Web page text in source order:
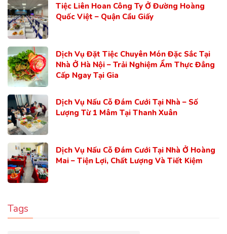
Tiệc Liên Hoan Công Ty Ở Đường Hoàng
Quốc Việt – Quận Cầu Giấy
Dịch Vụ Đặt Tiệc Chuyên Món Đặc Sắc Tại
Nhà Ở Hà Nội – Trải Nghiệm Ẩm Thực Đẳng
Cấp Ngay Tại Gia
Dịch Vụ Nấu Cỗ Đám Cưới Tại Nhà – Số
Lượng Từ 1 Mâm Tại Thanh Xuân
Dịch Vụ Nấu Cỗ Đám Cưới Tại Nhà Ở Hoàng
Mai – Tiện Lợi, Chất Lượng Và Tiết Kiệm
Tags